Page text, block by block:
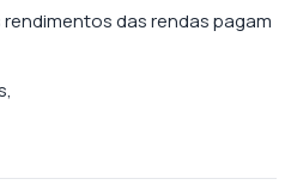
rendimentos das rendas pagam